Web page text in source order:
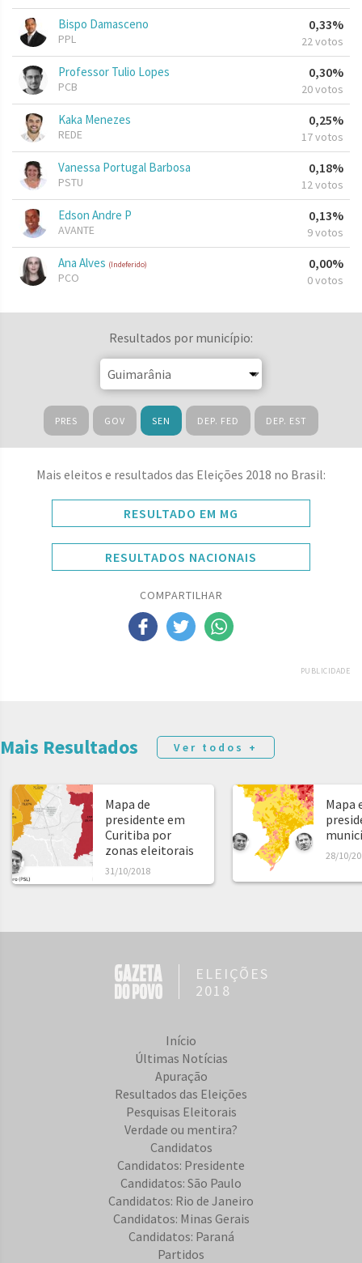
Bispo Damasceno
PPL
0,33%
22 votos
Professor Tulio Lopes
PCB
0,30%
20 votos
Kaka Menezes
REDE
0,25%
17 votos
Vanessa Portugal Barbosa
PSTU
0,18%
12 votos
Edson Andre P
AVANTE
0,13%
9 votos
Ana Alves (Indeferido)
PCO
0,00%
0 votos
Resultados por município:
PRES GOV SEN DEP. FED DEP. EST
Mais eleitos e resultados das Eleições 2018 no Brasil:
RESULTADO EM MG
RESULTADOS NACIONAIS
COMPARTILHAR
PUBLICIDADE
Mais Resultados Ver todos +
Mapa de
presidente em
Curitiba por
zonas eleitorais
31/10/2018
Mapa
28/10/
ELEIÇÕES
2018
Início
Últimas Notícias
Apuração
Resultados das Eleições
Pesquisas Eleitorais
Verdade ou mentira?
Candidatos
Candidatos: Presidente
Candidatos: São Paulo
Candidatos: Rio de Janeiro
Candidatos: Minas Gerais
Candidatos: Paraná
Partidos